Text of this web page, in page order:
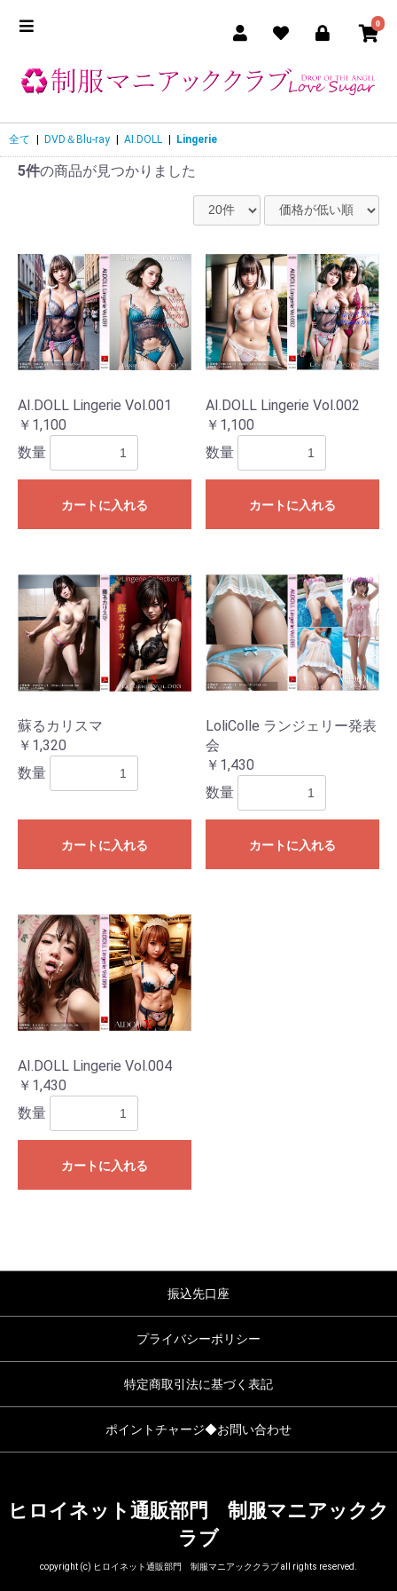
0
全て DVD＆Blu-ray AI.DOLL Lingerie
5件の商品が見つかりました
AI.DOLL Lingerie Vol.001
￥1,100
数量
カートに入れる
AI.DOLL Lingerie Vol.002
￥1,100
数量
カートに入れる
蘇るカリスマ
￥1,320
数量
カートに入れる
LoliColle ランジェリー発表
会
￥1,430
数量
カートに入れる
AI.DOLL Lingerie Vol.004
￥1,430
数量
カートに入れる
振込先口座
プライバシーポリシー
特定商取引法に基づく表記
ポイントチャージ◆お問い合わせ
ヒロイネット通販部門 制服マニアックク
ラブ
copyright (c) ヒロイネット通販部門 制服マニアッククラブ all rights reserved.